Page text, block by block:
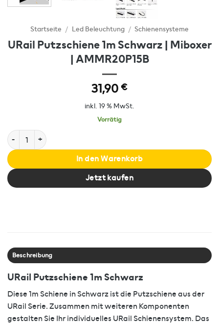
Startseite / Led Beleuchtung / Schienensysteme
URail Putzschiene 1m Schwarz | Miboxer
| AMMR20P15B
31,90 €
inkl. 19 % MwSt.
Vorrätig
URail Putzschiene 1m Schwarz | Miboxer | AMMR20P15B Menge
In den Warenkorb
Jetzt kaufen
Beschreibung
URail Putzschiene 1m Schwarz
Diese 1m Schiene in Schwarz ist die Putzschiene aus der
URail Serie. Zusammen mit weiteren Komponenten
gestalten Sie Ihr individuelles URail Schienensystem. Das